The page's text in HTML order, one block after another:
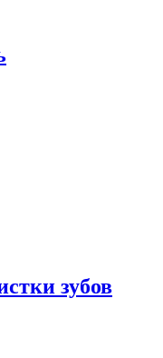
зубов